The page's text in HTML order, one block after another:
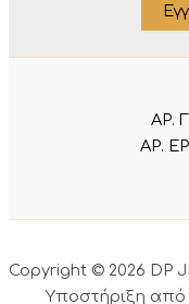
ΑΡ.
ΑΡ.
Copyright © 2026 DP
Υποστήριξη από